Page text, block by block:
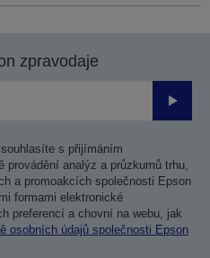
zpravodaje
s přijímáním
provádění analýz a průzkumů trhu,
a promoakcích společnosti Epson
formami elektronické
preferencí a chovní na webu, jak
osobních údajů společnosti Epson